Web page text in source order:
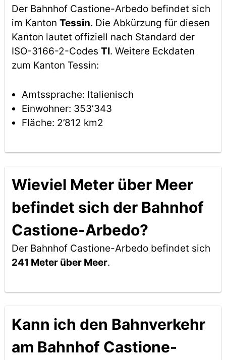
Der Bahnhof Castione-Arbedo befindet sich
im Kanton Tessin. Die Abkürzung für diesen
Kanton lautet offiziell nach Standard der
ISO-3166-2-Codes TI. Weitere Eckdaten
zum Kanton Tessin:
Amtssprache: Italienisch
Einwohner: 353’343
Fläche: 2’812 km2
Wieviel Meter über Meer
befindet sich der Bahnhof
Castione-Arbedo?
Der Bahnhof Castione-Arbedo befindet sich
241 Meter über Meer.
Kann ich den Bahnverkehr
am Bahnhof Castione-